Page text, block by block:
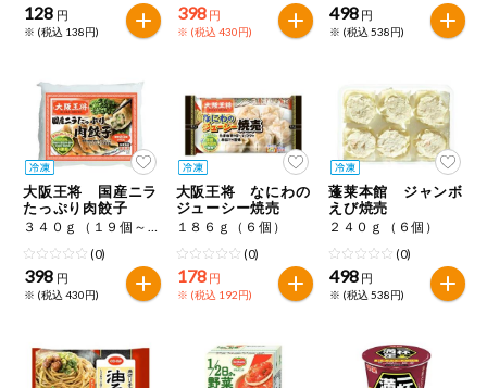
128 円
※ (税込 138円)
398 円
※ (税込 430円)
498 円
※ (税込 538円)
大阪王将 国産ニラ
たっぷり肉餃子
３４０ｇ（１９個～２１個）
(0)
398 円
※ (税込 430円)
大阪王将 なにわの
ジューシー焼売
１８６ｇ（６個）
(0)
178 円
※ (税込 192円)
蓬莱本館 ジャンボ
えび焼売
２４０ｇ（６個）
(0)
498 円
※ (税込 538円)